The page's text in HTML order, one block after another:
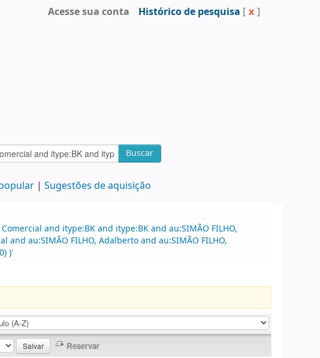
Acesse sua conta Histórico de pesquisa [ x ]
Buscar
Sugestões de aquisição
and itype:BK and itype:BK and au:SIMÃO FILHO,
au:SIMÃO FILHO, Adalberto and au:SIMÃO FILHO,
)'